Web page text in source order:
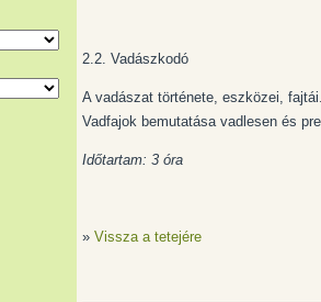
2.2. Vadászkodó
A vadászat története, eszközei,
Vadfajok bemutatása vadlesen és
Időtartam: 3 óra
» Vissza a tetejére